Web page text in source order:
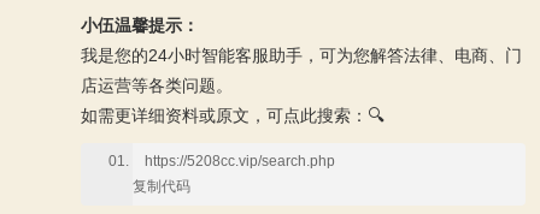
小伍温馨提示：
我是您的24小时智能客服助手，可为您解答法律、电商、门
店运营等各类问题。
如需更详细资料或原文，可点此搜索：🔍
https://5208cc.vip/search.php
复制代码